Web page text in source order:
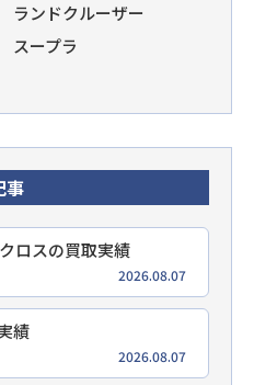
ランドクルーザー
スープラ
事
ロスの買取実績
2026.08.07
績
2026.08.07